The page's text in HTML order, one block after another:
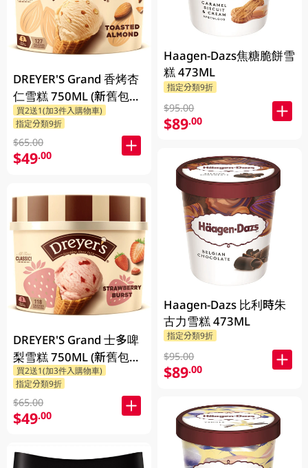
DREYER'S Grand 香烤杏
仁雪糕 750ML (新舊包裝
隨機發貨)
買2送1(加3件入購物車)
指定分類9折
$65.00
$49.00
DREYER'S Grand 士多啤
梨雪糕 750ML (新舊包裝
隨機發貨)
買2送1(加3件入購物車)
指定分類9折
$65.00
$49.00
Haagen-Dazs焦糖脆餅雪
糕 473ML
指定分類9折
$95.00
$89.00
Haagen-Dazs 比利時朱
古力雪糕 473ML
指定分類9折
$95.00
$89.00